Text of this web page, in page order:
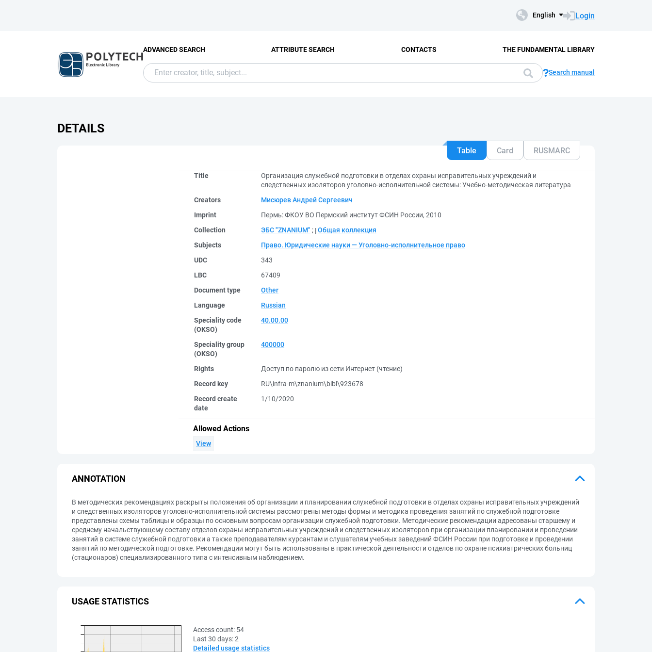
English Login
ADVANCED SEARCH ATTRIBUTE SEARCH CONTACTS THE FUNDAMENTAL LIBRARY
Search manual
DETAILS
Table Card RUSMARC
Title
Организация служебной подготовки в отделах охраны исправительных учреждений и
следственных изоляторов уголовно-исполнительной системы: Учебно-методическая литература
Creators
Мисюрев Андрей Сергеевич
Imprint
Пермь: ФКОУ ВО Пермский институт ФСИН России, 2010
Collection
ЭБС "ZNANIUM" ; Общая коллекция
Subjects
Право. Юридические науки — Уголовно-исполнительное право
UDC
343
LBC
67409
Document type
Other
Language
Russian
Speciality code
(OKSO)
40.00.00
Speciality group
(OKSO)
400000
Rights
Доступ по паролю из сети Интернет (чтение)
Record key
RU\infra-m\znanium\bibl\923678
Record create
date
1/10/2020
Allowed Actions
View
ANNOTATION
В методических рекомендациях раскрыты положения об организации и планировании служебной подготовки в отделах охраны исправительных учреждений
и следственных изоляторов уголовно-исполнительной системы рассмотрены методы формы и методика проведения занятий по служебной подготовке
представлены схемы таблицы и образцы по основным вопросам организации служебной подготовки. Методические рекомендации адресованы старшему и
среднему начальствующему составу отделов охраны исправительных учреждений и следственных изоляторов при организации планировании и проведении
занятий в системе служебной подготовки а также преподавателям курсантам и слушателям учебных заведений ФСИН России при подготовке и проведении
занятий по методической подготовке. Рекомендации могут быть использованы в практической деятельности отделов по охране психиатрических больниц
(стационаров) специализированного типа с интенсивным наблюдением.
USAGE STATISTICS
Access count: 54
Last 30 days:2
Detailed usage statistics